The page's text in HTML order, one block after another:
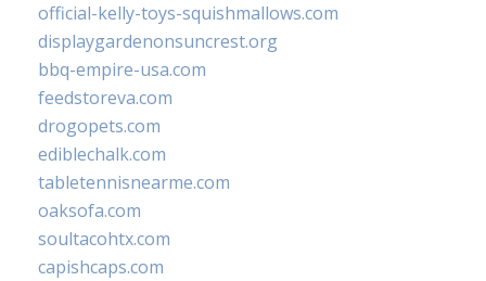
official-kelly-toys-squishmallows.com
displaygardenonsuncrest.org
bbq-empire-usa.com
feedstoreva.com
drogopets.com
ediblechalk.com
tabletennisnearme.com
oaksofa.com
soultacohtx.com
capishcaps.com